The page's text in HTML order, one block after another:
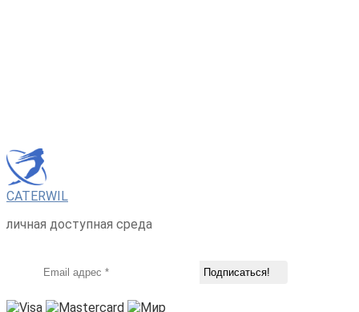
CATERWIL
личная доступная среда